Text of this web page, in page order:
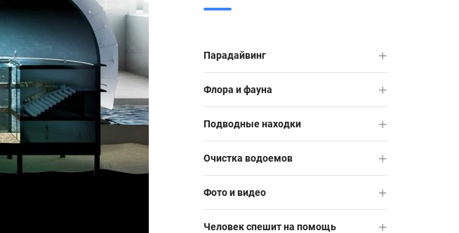
Парадайвинг
Флора и фауна
Подводные находки
Очистка водоемов
Фото и видео
Человек спешит на помощь